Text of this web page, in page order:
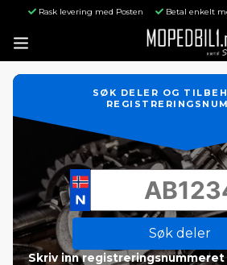
Rask levering med Posten Betal enkelt
SØK DELER OG
Søk deler
Skriv inn